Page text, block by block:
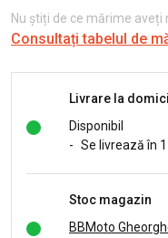
Nu știți de ce mărime aveți
Consultați tabelul de
Livrare la
Disponibil
- Se livrează în
Stoc magazin
BBMoto